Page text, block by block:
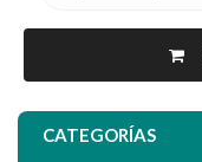
CATEGORÍAS